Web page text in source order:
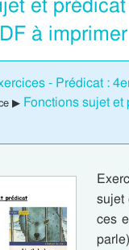
à imprimer
- Prédicat :
▶ Fonctions sujet
sujet
ces